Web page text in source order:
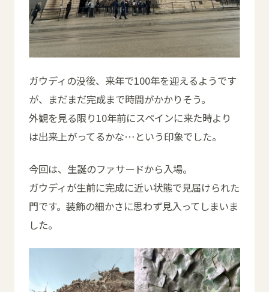
ガウディの没後、来年で100年を迎えるようです
が、まだまだ完成まで時間がかかりそう。
外観を見る限り10年前にスペインに来た時より
は出来上がってるかな…という印象でした。
今回は、生誕のファサードから入場。
ガウディが生前に完成に近い状態で見届けられた
門です。装飾の細かさに思わず見入ってしまいま
した。